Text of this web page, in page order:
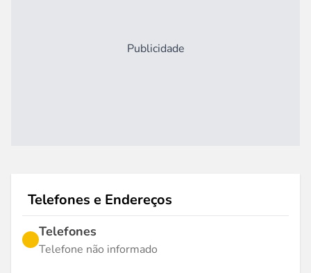
Publicidade
Telefones e Endereços
Telefones
Telefone não informado